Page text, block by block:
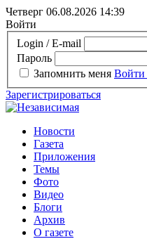
Четверг 06.08.2026 14:39
Войти
Login / E-mail
Пароль
Запомнить меня Войти
Зарегистрироваться
Новости
Газета
Приложения
Темы
Фото
Видео
Блоги
Архив
О газете